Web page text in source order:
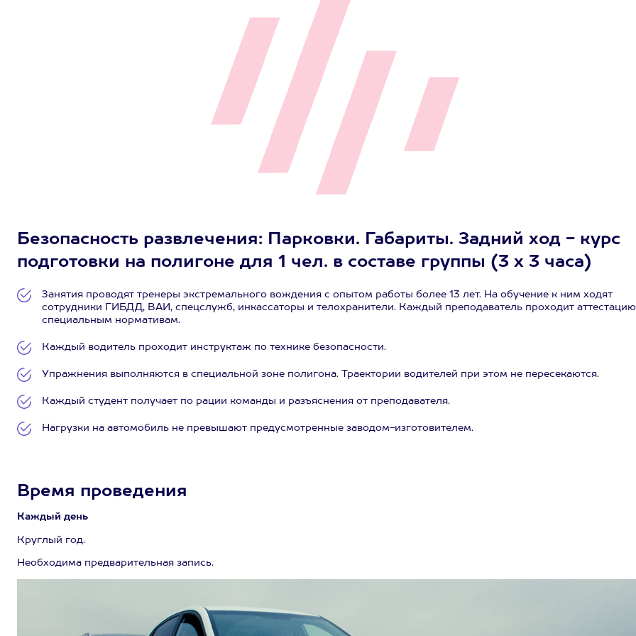
Безопасность развлечения: Парковки. Габариты. Задний ход - курс
подготовки на полигоне для 1 чел. в составе группы (3 х 3 часа)
Занятия проводят тренеры экстремального вождения с опытом работы более 13 лет. На обучение к ним ходят
сотрудники ГИБДД, ВАИ, спецслужб, инкассаторы и телохранители. Каждый преподаватель проходит
специальным нормативам.
Каждый водитель проходит инструктаж по технике безопасности.
Упражнения выполняются в специальной зоне полигона. Траектории водителей при этом не пересекаются.
Каждый студент получает по рации команды и разъяснения от преподавателя.
Нагрузки на автомобиль не превышают предусмотренные заводом-изготовителем.
Время проведения
Каждый день
Круглый год.
Необходима предварительная запись.